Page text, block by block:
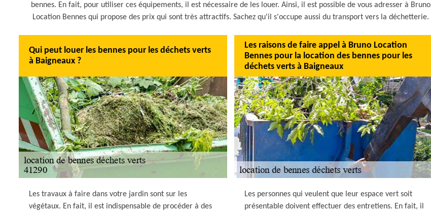
bennes. En fait, pour utiliser ces équipements, il est nécessaire de les louer. Ainsi, il est possible de vous adresser à Bruno
Location Bennes qui propose des prix qui sont très attractifs. Sachez qu'il s'occupe aussi du transport vers la déchetterie.
Qui peut louer les bennes pour les déchets verts
à Baigneaux ?
Les travaux à faire dans votre jardin sont sur les
végétaux. En fait, il est indispensable de procéder à des
Les raisons de faire appel à Bruno Location
Bennes pour la location des bennes pour les
déchets verts à Baigneaux
Les personnes qui veulent que leur espace vert soit
présentable doivent effectuer des entretiens. En fait, il